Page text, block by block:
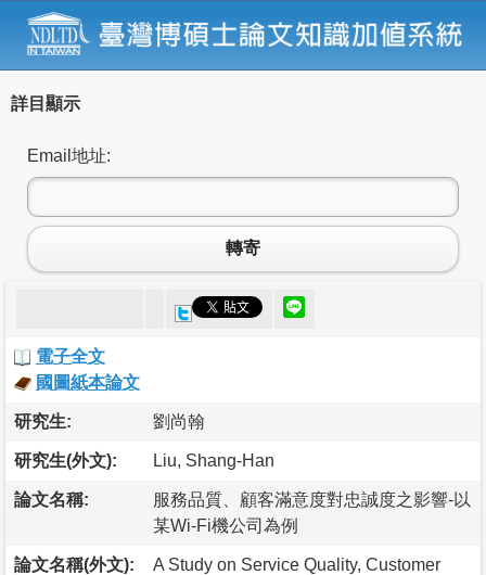
詳目顯示
Email地址:
轉寄
電子全文
國圖紙本論文
研究生: 劉尚翰
研究生(外文): Liu, Shang-Han
論文名稱:
服務品質、顧客滿意度對忠誠度之影響-以
某Wi-Fi機公司為例
論文名稱(外文):
A Study on Service Quality, Customer